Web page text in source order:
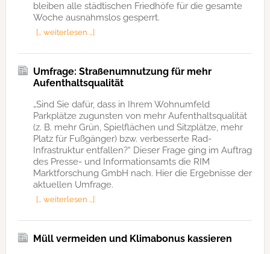
bleiben alle städtischen Friedhöfe für die gesamte
Woche ausnahmslos gesperrt.
[… weiterlesen …]
Umfrage: Straßenumnutzung für mehr
Aufenthaltsqualität
„Sind Sie dafür, dass in Ihrem Wohnumfeld
Parkplätze zugunsten von mehr Aufenthaltsqualität
(z. B. mehr Grün, Spielflächen und Sitzplätze, mehr
Platz für Fußgänger) bzw. verbesserte Rad-
Infrastruktur entfallen?“ Dieser Frage ging im Auftrag
des Presse- und Informationsamts die RIM
Marktforschung GmbH nach. Hier die Ergebnisse der
aktuellen Umfrage.
[… weiterlesen …]
Müll vermeiden und Klimabonus kassieren